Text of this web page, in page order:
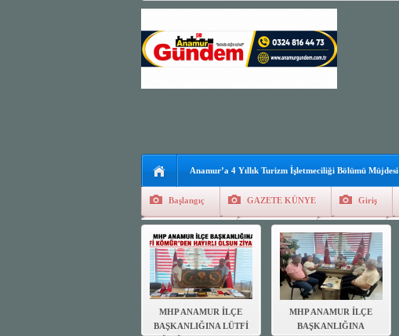
Anamur’a 4 Yıllık Turizm İşletmeciliği Bölümü Müjdesi
Başlangıç GAZETE KÜNYE Giriş
Tüm Yazarlar Manşetler Güncel
Finans Kayıt Ol
MHP ANAMUR İLÇE
BAŞKANLIĞINA LÜTFİ
MHP ANAMUR İLÇE
BAŞKANLIĞINA